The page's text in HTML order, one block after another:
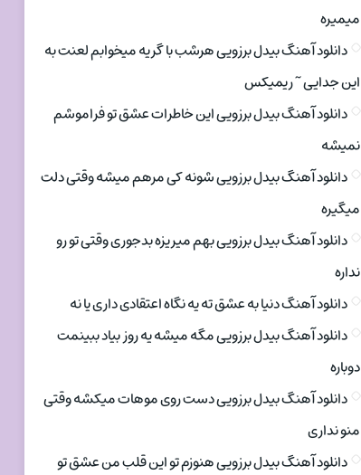
میمیره
دانلود آهنگ بیدل برزویی هرشب با گریه میخوابم لعنت به
این جدایی ~ ریمیکس
دانلود آهنگ بیدل برزویی این خاطرات عشق تو فراموشم
نمیشه
دانلود آهنگ بیدل برزویی شونه کی مرهم میشه وقتی دلت
میگیره
دانلود آهنگ بیدل برزویی بهم میریزه بدجوری وقتی تو رو
نداره
دانلود آهنگ دنیا به عشق ته یه نگاه اعتقادی داری یا نه
دانلود آهنگ بیدل برزویی مگه میشه یه روز بیاد ببینمت
دوباره
دانلود آهنگ بیدل برزویی دست روی موهات میکشه وقتی
منو نداری
دانلود آهنگ بیدل برزویی هنوزم تو این قلب من عشق تو